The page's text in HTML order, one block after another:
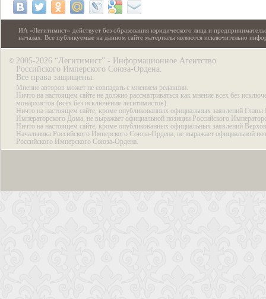
ИА «Легитимист» действует без образования юридического лица и
началах. Все публикуемые на данном сайте материалы являются исключительно
© 2005-2026 “Легитимист” - Информационное Агентство
Российского Имперского Союза-Ордена.
Все права защищены.
Мнение авторов может не совпадать с мнением редакции.
Ничто на настоящем сайте не должно рассматриваться как мнение всех без
монархистов (всех без исключения легитимистов).
Ничто на настоящем сайте, кроме опубликованных официальных заявлений Главы
Императорского Дома, не выражает официальной позиции Российского
Ничто на настоящем сайте, кроме опубликованных официальных заявлений
Начальника Российского Имперского Союза-Ордена, не выражает официальной
Российского Имперского Союза-Ордена.